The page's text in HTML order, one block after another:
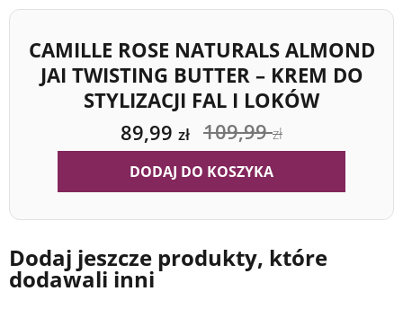
CAMILLE ROSE NATURALS ALMOND
JAI TWISTING BUTTER – KREM DO
STYLIZACJI FAL I LOKÓW
89,99 zł 109,99zł
DODAJ DO KOSZYKA
Dodaj jeszcze produkty, które
dodawali inni